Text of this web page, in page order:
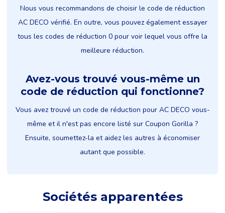
Nous vous recommandons de choisir le code de réduction
AC DECO vérifié. En outre, vous pouvez également essayer
tous les codes de réduction 0 pour voir lequel vous offre la
meilleure réduction.
Avez-vous trouvé vous-même un
code de réduction qui fonctionne?
Vous avez trouvé un code de réduction pour AC DECO vous-
même et il n'est pas encore listé sur Coupon Gorilla ?
Ensuite, soumettez-la et aidez les autres à économiser
autant que possible.
Sociétés apparentées